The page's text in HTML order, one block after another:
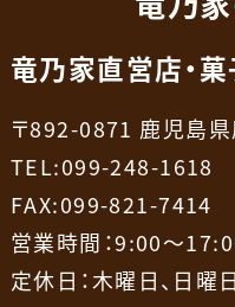
竜乃家直営店・
〒892-0871 鹿児島
TEL:099-248-1618
FAX:099-821-7414
営業時間：9:00～
定休日：木曜日、日曜